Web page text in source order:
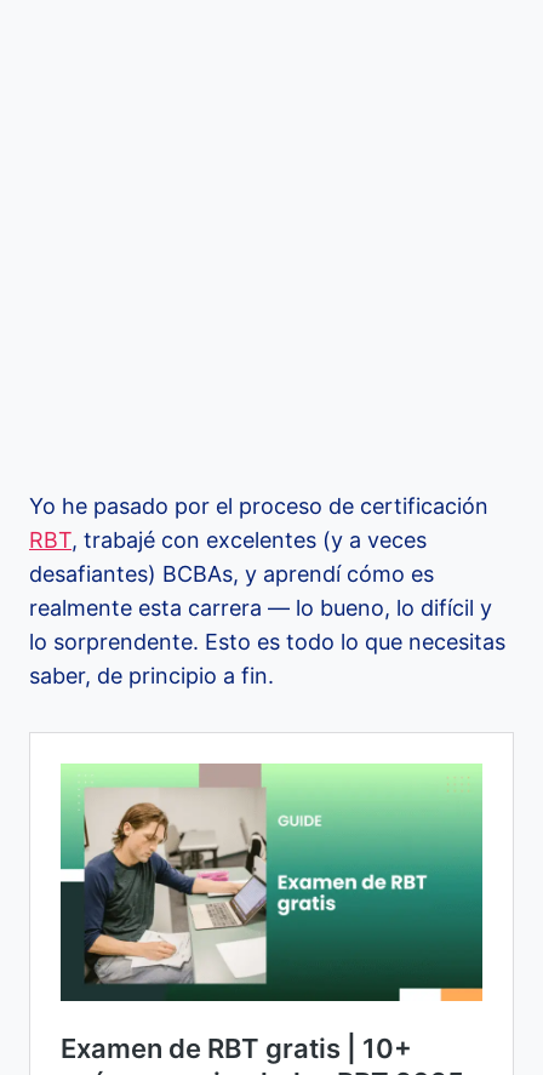
Yo he pasado por el proceso de certificación
RBT, trabajé con excelentes (y a veces
desafiantes) BCBAs, y aprendí cómo es
realmente esta carrera — lo bueno, lo difícil y
lo sorprendente. Esto es todo lo que necesitas
saber, de principio a fin.